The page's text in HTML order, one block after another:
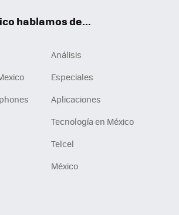
hablamos de...
Análisis
Especiales
Aplicaciones
Tecnología en México
Telcel
México